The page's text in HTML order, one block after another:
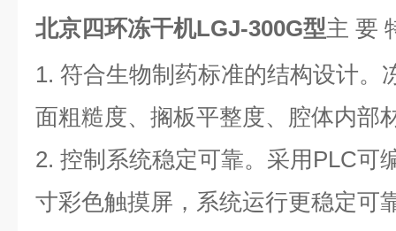
北京四环冻干机LGJ-300G型主 要
1. 符合生物制药标准的结构设计。
面粗糙度、搁板平整度、腔体内部
2. 控制系统稳定可靠。采用PLC可
寸彩色触摸屏，系统运行更稳定可